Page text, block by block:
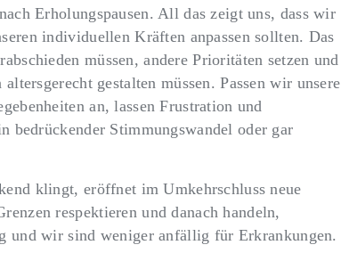
Erholungspausen. All das zeigt uns, dass wir
individuellen Kräften anpassen sollten. Das
müssen, andere Prioritäten setzen und
gestalten müssen. Passen wir unsere
an, lassen Frustration und
bedrückender Stimmungswandel oder gar
klingt, eröffnet im Umkehrschluss neue
respektieren und danach handeln,
und wir sind weniger anfällig für Erkrankungen.